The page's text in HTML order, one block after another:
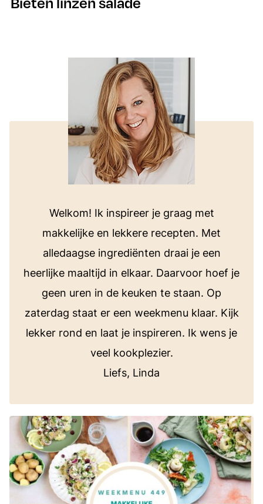
Welkom! Ik inspireer je graag met
makkelijke en lekkere recepten. Met
alledaagse ingrediënten draai je een
heerlijke maaltijd in elkaar. Daarvoor hoef je
geen uren in de keuken te staan. Op
zaterdag staat er een weekmenu klaar. Kijk
lekker rond en laat je inspireren. Ik wens je
veel kookplezier.
Liefs, Linda